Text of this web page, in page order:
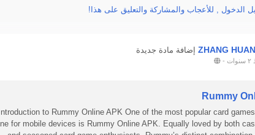
الدخول , للأعجاب والمشاركة والتعليق على هذا!
ZHANG إضافة مادة جديدة
-
Rummy
to Rummy Online APK One of the most popular card
for mobile devices is Rummy Online APK. Equally loved by both